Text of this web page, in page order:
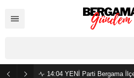
14:04 YENİ Parti Bergama İlçe